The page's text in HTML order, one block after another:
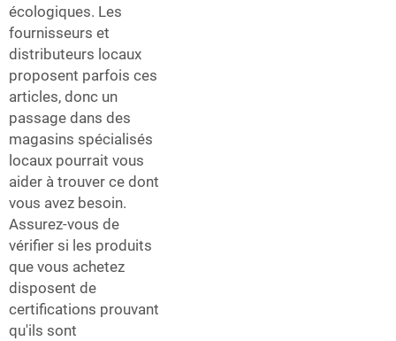
écologiques. Les
fournisseurs et
distributeurs locaux
proposent parfois ces
articles, donc un
passage dans des
magasins spécialisés
locaux pourrait vous
aider à trouver ce dont
vous avez besoin.
Assurez-vous de
vérifier si les produits
que vous achetez
disposent de
certifications prouvant
qu'ils sont